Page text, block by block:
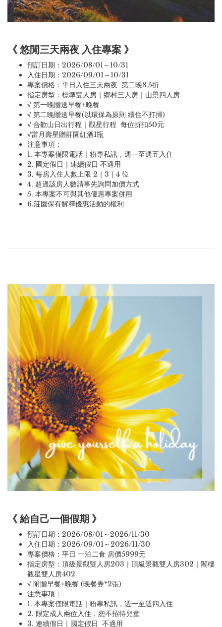
《 悠閒三天兩夜 入住專案 》
預訂日期：2026/08/01～10/31
入住日期：2026/09/01～10/31
專案價格：平日入住三天兩夜 第二晚8.5折
指定房型：標準雙人房｜鄉村三人房｜山景四人房
√ 第一晚贈送早餐+晚餐
√ 第二晚贈送早餐(以環保為原則 續住不打掃)
√ 合歡山日出行程｜觀星行程 每位折扣50元
√當月壽星贈莊園紅酒1瓶
注意事項：
1. 本專案僅限電話｜粉專私訊，週一至週五入住
2. 國定假日｜連續假日 不適用
3. 每房入住人數上限 2｜3｜4 位
4. 超過該房人數請事先詢問加價方式
5. 本專案不可與其他優惠專案併用
6.莊園保有解釋優惠活動的權利
《 給自己一個假期 》
預訂日期：2026/08/01～2026/11/30
入住日期：2026/09/01～2026/11/30
專案價格：平日 一泊二食 房價5999元
指定房型：頂級景觀雙人房203｜頂級景觀雙人房302｜閣樓
觀星雙人房402
√ 附贈早餐+晚餐 (晚餐券*2張)
注意事項：
1. 本專案僅限電話｜粉專私訊，週一至週四入住
2. 限定成人兩位入住，恕不招待兒童
3. 連續假日｜國定假日 不適用